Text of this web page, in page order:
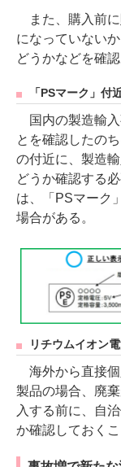
また、購入前に
になっていない
どうかなどを確
「PSマーク」付
国内の製造輸入
とを確認したの
の付近に、製造
どうか確認する
は、「PSマーク
場合がある。
リチウムイオン
海外から直接個
製品の場合、廃
入する前に、自
か確認しておくこ